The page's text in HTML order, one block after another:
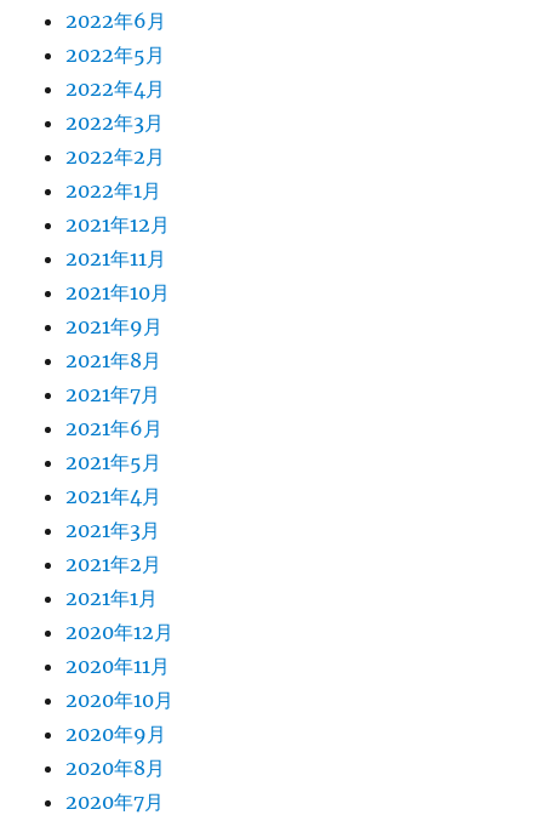
2022年6月
2022年5月
2022年4月
2022年3月
2022年2月
2022年1月
2021年12月
2021年11月
2021年10月
2021年9月
2021年8月
2021年7月
2021年6月
2021年5月
2021年4月
2021年3月
2021年2月
2021年1月
2020年12月
2020年11月
2020年10月
2020年9月
2020年8月
2020年7月